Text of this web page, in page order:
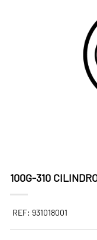
100G-310
REF: 931018001